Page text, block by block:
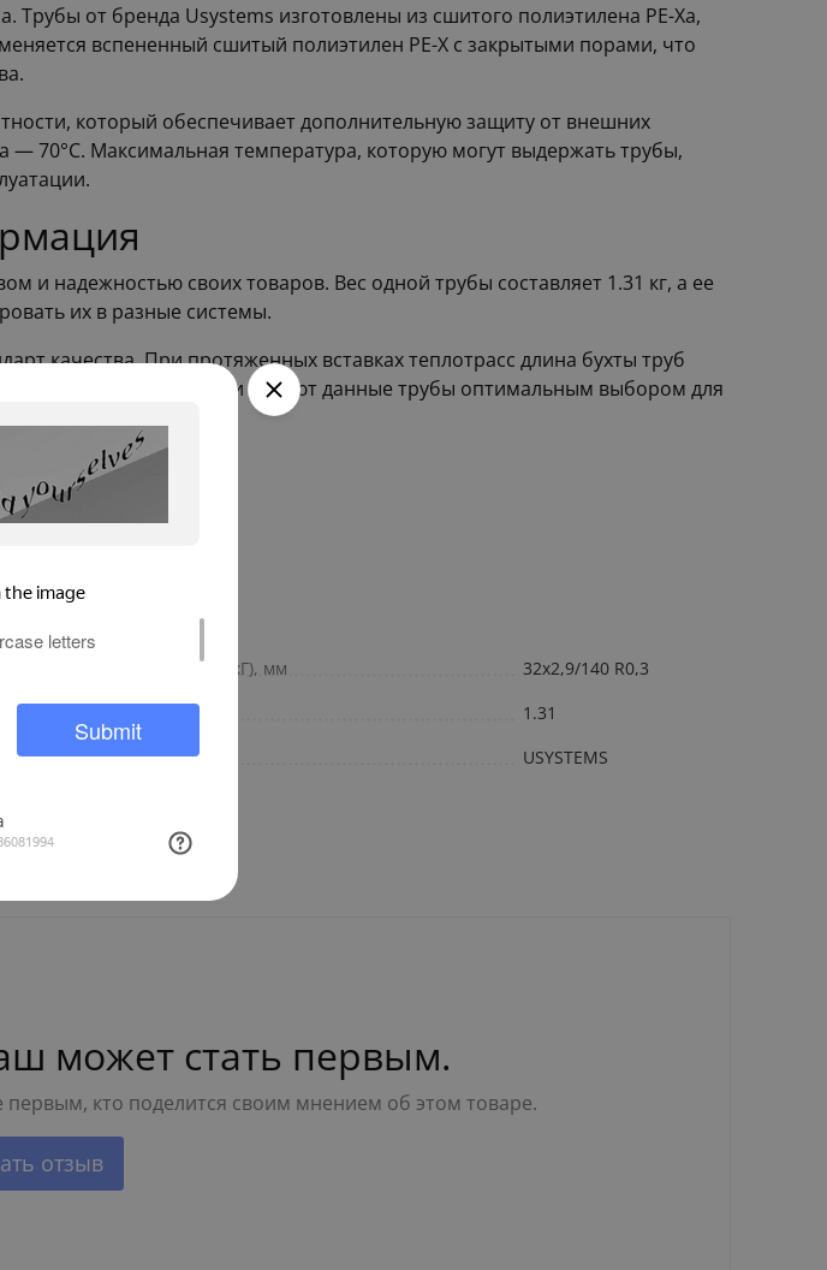
от бренда Usystems изготовлены из сшитого полиэтилена PE-Xa,
вспененный сшитый полиэтилен PE-X с закрытыми порами, что
который обеспечивает дополнительную защиту от внешних
— 70°C. Максимальная температура, которую могут выдержать трубы,
и надежностью своих товаров. Вес одной трубы составляет 1.31 кг, а ее
их в разные системы.
качества. При протяженных вставках теплотрасс длина бухты труб
Эти характеристики делают данные трубы оптимальным выбором для
Single
Габариты, размер (ВхШхГ), мм
32x2,9/140 R0,3
1.31
Бренд
USYSTEMS
может стать первым.
кто поделится своим мнением об этом товаре.
отзыв